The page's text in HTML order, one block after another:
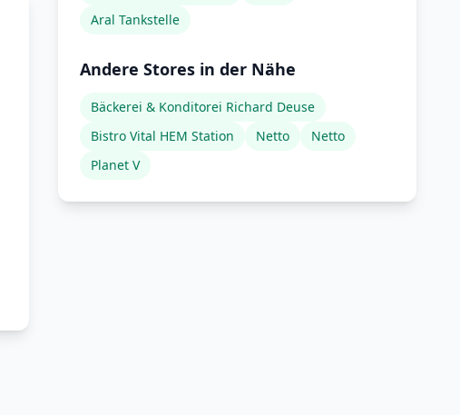
Aral Tankstelle
Andere Stores in der Nähe
Bäckerei & Konditorei Richard Deuse
Bistro Vital HEM Station
Netto
Netto
Planet V